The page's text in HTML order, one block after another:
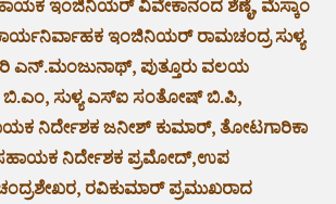
ಇಂಜಿನಿಯರ್ ವಿವೇಕಾನಂದ ಶೆಣೈ, ಮೆಸ್ಕಾಂ
ಕಾರ್ಯನಿರ್ವಾಹಕ ಇಂಜಿನಿಯರ್ ರಾಮಚಂದ್ರ ಸುಳ್ಯ
ಎನ್.ಮಂಜುನಾಥ್, ಪುತ್ತೂರು ವಲಯ
ಬಿ.ಎಂ, ಸುಳ್ಯ ಎಸ್ಐ ಸಂತೋಷ್ ಬಿ.ಪಿ,
ನಿರ್ದೇಶಕ ಜನೀಶ್ ಕುಮಾರ್, ತೋಟಗಾರಿಕಾ
ನಿರ್ದೇಶಕ ಪ್ರಮೋದ್,ಉಪ
ರವಿಕುಮಾರ್ ಪ್ರಮುಖರಾದ